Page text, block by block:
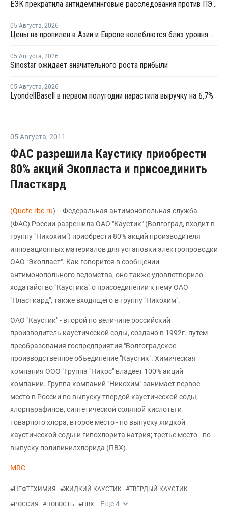
ЕЭК прекратила антидемпинговые расследования против ПЭ и ПП из Азербайджана и Туркменистана
05 Августа, 2026
Цены на пропилен в Азии и Европе колеблются близ уровня в USD1000
05 Августа, 2026
Sinostar ожидает значительного роста прибыли
05 Августа, 2026
LyondellBasell в первом полугодии нарастила выручку на 6,7%
05 Августа, 2011
ФАС разрешила Каустику приобрести
80% акций Экопласта и присоединить
Пласткард
(Quote.rbc.ru) -- Федеральная антимонопольная служба
(ФАС) России разрешила ОАО "Каустик" (Волгоград, входит в
группу "Никохим") приобрести 80% акций производителя
инновационных материалов для установки электропроводки
ОАО "Экопласт". Как говорится в сообщении
антимонопольного ведомства, оно также удовлетворило
ходатайство "Каустика" о присоединении к нему ОАО
"Пласткард", также входящего в группу "Никохим".
ОАО "Каустик" - второй по величине российский
производитель каустической соды, создано в 1992г. путем
преобразования госпредприятия "Волгоградское
производственное объединение "Каустик". Химическая
компания ООО "Группа "Никос" владеет 100% акций
компании. Группа компаний "Никохим" занимает первое
место в России по выпуску твердой каустической соды,
хлорпарафинов, синтетической соляной кислоты и
товарного хлора, второе место - по выпуску жидкой
каустической соды и гипохлорита натрия; третье место - по
выпуску поливинилхлорида (ПВХ).
MRC
#НЕФТЕХИМИЯ #ЖИДКИЙ КАУСТИК #ТВЕРДЫЙ КАУСТИК
#РОССИЯ #НОВОСТЬ #ПВХ Еще4